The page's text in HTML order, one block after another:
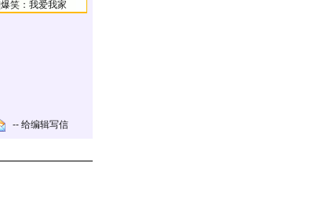
爆笑：我爱我家
-- 给编辑写信